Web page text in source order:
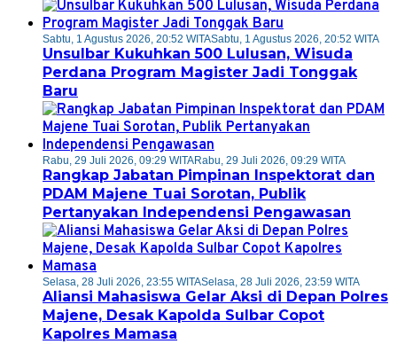
Sabtu, 1 Agustus 2026, 20:52 WITASabtu, 1 Agustus 2026, 20:52 WITA
Unsulbar Kukuhkan 500 Lulusan, Wisuda
Perdana Program Magister Jadi Tonggak
Baru
Rabu, 29 Juli 2026, 09:29 WITARabu, 29 Juli 2026, 09:29 WITA
Rangkap Jabatan Pimpinan Inspektorat dan
PDAM Majene Tuai Sorotan, Publik
Pertanyakan Independensi Pengawasan
Selasa, 28 Juli 2026, 23:55 WITASelasa, 28 Juli 2026, 23:59 WITA
Aliansi Mahasiswa Gelar Aksi di Depan Polres
Majene, Desak Kapolda Sulbar Copot
Kapolres Mamasa